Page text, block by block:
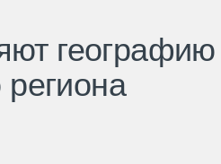
географию
региона